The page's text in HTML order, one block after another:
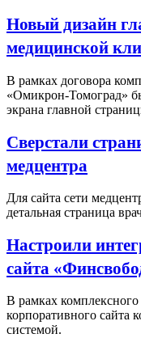
Новый дизайн
медицинской
В рамках договора
«Омикрон-Томоград»
экрана главной
Сверстали
медцентра
Для сайта сети
детальная страница
Настроили
сайта
В рамках
корпоративного сайта
системой.